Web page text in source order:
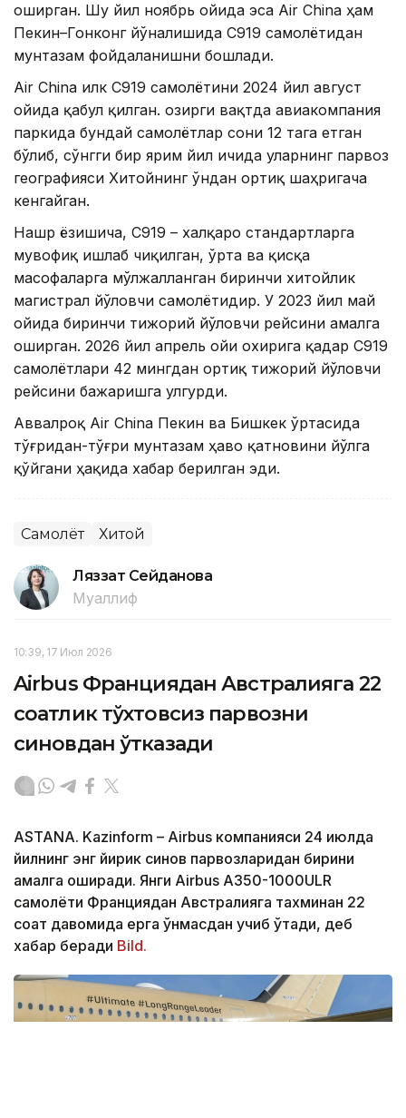
оширган. Шу йил ноябрь ойида эса Air China ҳам
Пекин–Гонконг йўналишида C919 самолётидан
мунтазам фойдаланишни бошлади.
Air China илк C919 самолётини 2024 йил август
ойида қабул қилган. Ҳозирги вақтда авиакомпания
паркида бундай самолётлар сони 12 тага етган
бўлиб, сўнгги бир ярим йил ичида уларнинг парвоз
географияси Хитойнинг ўндан ортиқ шаҳригача
кенгайган.
Нашр ёзишича, C919 – халқаро стандартларга
мувофиқ ишлаб чиқилган, ўрта ва қисқа
масофаларга мўлжалланган биринчи хитойлик
магистрал йўловчи самолётидир. У 2023 йил май
ойида биринчи тижорий йўловчи рейсини амалга
оширган. 2026 йил апрель ойи охирига қадар C919
самолётлари 42 мингдан ортиқ тижорий йўловчи
рейсини бажаришга улгурди.
Аввалроқ Air China Пекин ва Бишкек ўртасида
тўғридан-тўғри мунтазам ҳаво қатновини йўлга
қўйгани ҳақида хабар берилган эди.
Самолёт Хитой
Ляззат Сейданова
Муаллиф
10:39, 17 Июл 2026
Airbus Франциядан Австралияга 22
соатлик тўхтовсиз парвозни
синовдан ўтказади
ASTANA. Kazinform – Airbus компанияси 24 июлда
йилнинг энг йирик синов парвозларидан бирини
амалга оширади. Янги Airbus A350-1000ULR
самолёти Франциядан Австралияга тахминан 22
соат давомида ерга қўнмасдан учиб ўтади, деб
хабар беради Bild.